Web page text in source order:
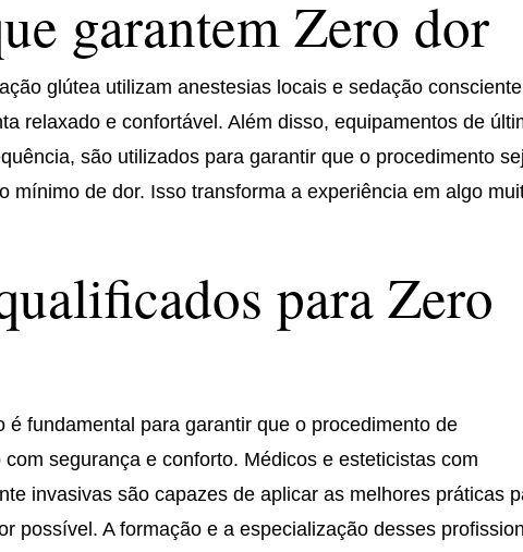
garantem Zero dor
glútea utilizam anestesias locais e sedação
relaxado e confortável. Além disso, equipamentos de
são utilizados para garantir que o procedimento
mínimo de dor. Isso transforma a experiência em algo
para Zero
é fundamental para garantir que o procedimento de
segurança e conforto. Médicos e esteticistas com
invasivas são capazes de aplicar as melhores práticas
possível. A formação e a especialização desses